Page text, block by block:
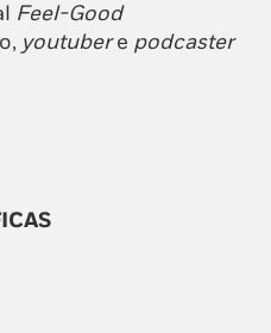
Feel-Good
youtubere podcaster